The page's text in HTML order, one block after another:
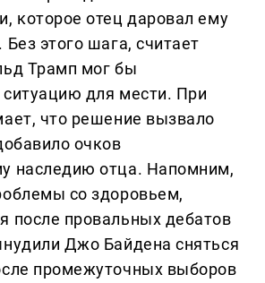
которое отец даровал ему
этого шага, считает
Трамп мог бы
ситуацию для мести. При
что решение вызвало
очков
наследию отца. Напомним,
со здоровьем,
после провальных дебатов
Джо Байдена сняться
промежуточных выборов